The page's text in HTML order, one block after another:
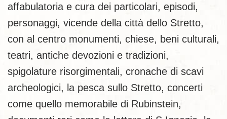
affabulatoria e cura dei particolari, episodi,
personaggi, vicende della città dello Stretto,
con al centro monumenti, chiese, beni culturali,
teatri, antiche devozioni e tradizioni,
spigolature risorgimentali, cronache di scavi
archeologici, la pesca sullo Stretto, concerti
come quello memorabile di Rubinstein,